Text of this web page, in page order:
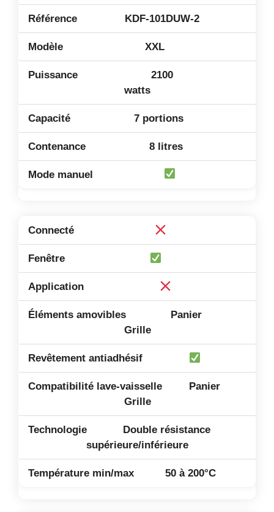
KDF-101DUW-2
XXL
2100
watts
7 portions
8 litres
Panier
Grille
Panier
Grille
Double résistance
supérieure/inférieure
50 à 200°C